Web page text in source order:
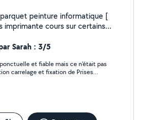
informatique [
imprimante cours sur certains
Sarah : 3/5
et fiable mais ce n'était pas
carrelage et fixation de Prises